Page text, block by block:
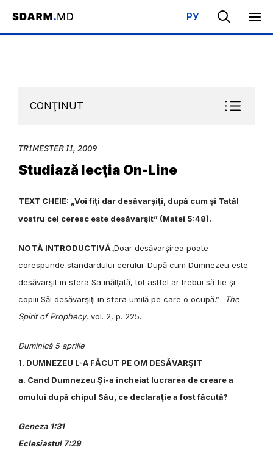
РУ
Acasa / Bibliotecă / Şcoala de Sabat / Trimester II, 2009 /
CONŢINUT
TRIMESTER II, 2009
Studiază lecţia On-Line
TEXT CHEIE: „Voi fiţi dar desăvarşiţi, după cum şi Tatăl
vostru cel ceresc este desăvarşit” (Matei 5:48).
NOTĂ INTRODUCTIVĂ„Doar desăvarşirea poate
corespunde standardului cerului. După cum Dumnezeu este
desăvarşit in sfera Sa inălţată, tot astfel ar trebui să fie şi
copiii Săi desăvarşiţi in sfera umilă pe care o ocupă.”- The
Spirit of Prophecy, vol. 2, p. 225.
Duminică 5 aprilie
1. DUMNEZEU L-A FĂCUT PE OM DESĂVARŞIT
a. Cand Dumnezeu Şi-a incheiat lucrarea de creare a
omului după chipul Său, ce declaraţie a fost făcută?
Geneza 1:31
Eclesiastul 7:29